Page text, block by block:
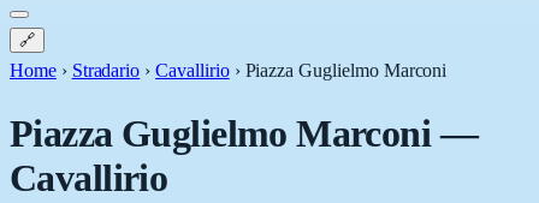
🔗
Home › Stradario › Cavallirio › Piazza Guglielmo Marconi
Piazza Guglielmo Marconi—
Cavallirio